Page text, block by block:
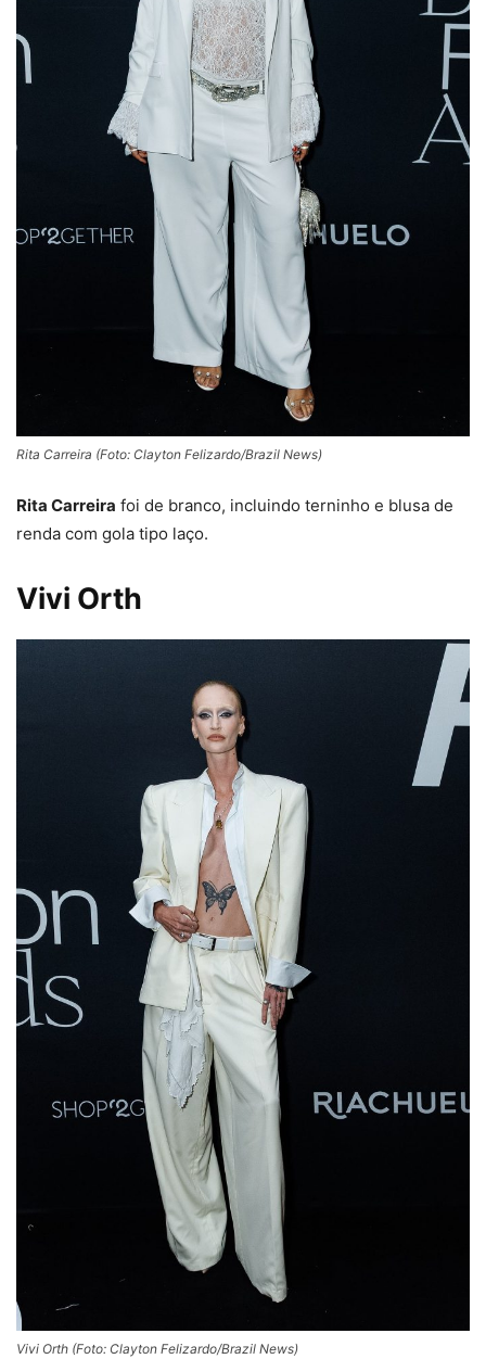
Rita Carreira (Foto: Clayton Felizardo/Brazil News)
Rita Carreira foi de branco, incluindo terninho e blusa de
renda com gola tipo laço.
Vivi Orth
Vivi Orth (Foto: Clayton Felizardo/Brazil News)